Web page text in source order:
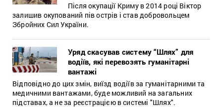
Після окупації Криму в 2014 році Віктор
залишив окупований пів острів і став добровольцем
Збройних Сил України.
Уряд скасував систему “Шлях” для
водіїв, які перевозять гуманітарні
вантажі
Відповідно до цих змін, виїзд водіїв за гуманітарними та
медичними вантажами, буде можливий на загальних
підставах, а не за реєстрацією в системі "Шлях".